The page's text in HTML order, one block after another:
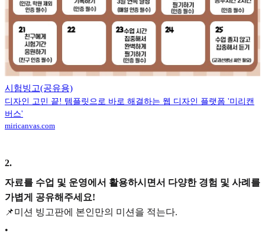
시험빙고(공유용)
디자인 고민 끝! 템플릿으로 바로 해결하는 웹 디자인 플랫폼 '미리캔
버스'
miricanvas.com
2.
자료를 수업 및 운영에서 활용하시면서 다양한 경험 및 사례를
가볍게 공유해주세요!
📌미션 빙고판에 본인만의 미션을 적는다.
•